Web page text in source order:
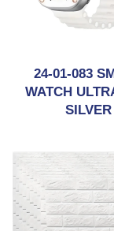
24-01-083
WATCH
SILVER